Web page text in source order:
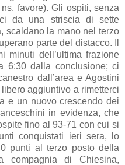
favore). Gli ospiti, senza
da una striscia di sette
scaldano la mano nel terzo
parte del distacco. Il
minuti dell’ultima frazione
6:30 dalla conclusione; ci
dall’area e Agostini
aggiuntivo a rimetterci
e un nuovo crescendo dei
in evidenza, che
fino al 93-71 con cui si
conquistati ieri sera, lo
punti al terzo posto della
compagnia di Chiesina,